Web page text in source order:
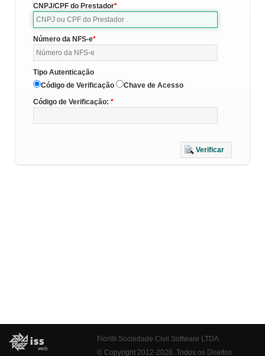
CNPJ/CPF do Prestador
Número da NFS-e
Tipo Autenticação
Código de Verificação
Chave de Acesso
Código de Verificação:
Verificar
Fiorilli Sociedade Civil Software LTDA
© Copyright 2012-2026. Todos os Direitos